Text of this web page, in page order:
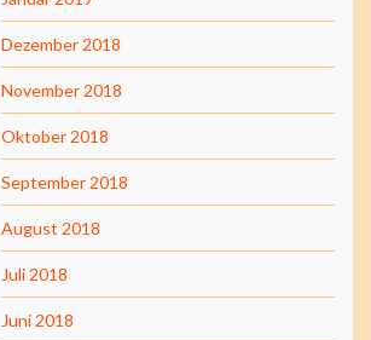
Dezember 2018
November 2018
Oktober 2018
September 2018
August 2018
Juli 2018
Juni 2018